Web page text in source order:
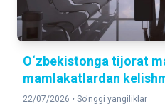
O‘zbekistonga tijorat
mamlakatlardan
22/07/2026 • So'nggi yangiliklar